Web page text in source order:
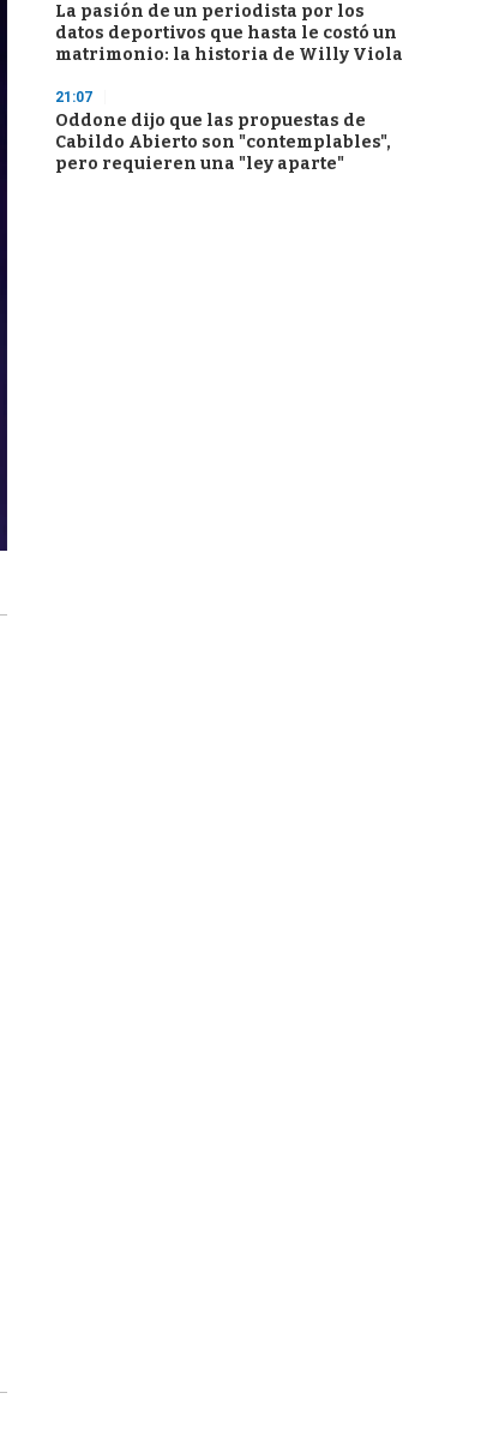
La pasión de un periodista por los
datos deportivos que hasta le costó un
matrimonio: la historia de Willy Viola
21:07
Oddone dijo que las propuestas de
Cabildo Abierto son "contemplables",
pero requieren una "ley aparte"